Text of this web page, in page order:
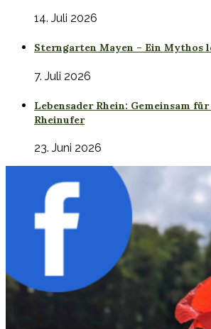
14. Juli 2026
Sterngarten Mayen – Ein Mythos
7. Juli 2026
Lebensader Rhein: Gemeinsam
Rheinufer
23. Juni 2026